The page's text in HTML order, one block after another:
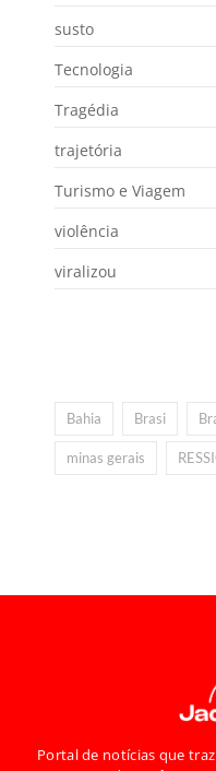
susto
Tecnologia
Tragédia
trajetória
Turismo e Viagem
violência
viralizou
Bahia Brasi
minas gerais
Portal de notícias que